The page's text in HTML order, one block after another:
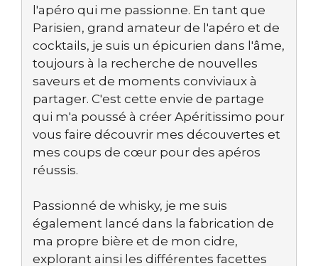
l'apéro qui me passionne. En tant que
Parisien, grand amateur de l'apéro et de
cocktails, je suis un épicurien dans l'âme,
toujours à la recherche de nouvelles
saveurs et de moments conviviaux à
partager. C'est cette envie de partage
qui m'a poussé à créer Apéritissimo pour
vous faire découvrir mes découvertes et
mes coups de cœur pour des apéros
réussis.
Passionné de whisky, je me suis
également lancé dans la fabrication de
ma propre bière et de mon cidre,
explorant ainsi les différentes facettes